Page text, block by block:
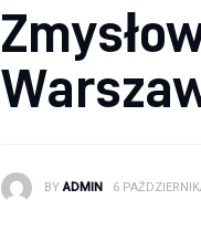
BY ADMIN 6